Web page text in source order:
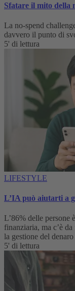
Sfatare il mito della
La no-spend
davvero il punto di
5' di lettura
LIFESTYLE
L’IA può aiutarti a
L’86% delle persone
finanziaria, ma c’è
la gestione del
5' di lettura